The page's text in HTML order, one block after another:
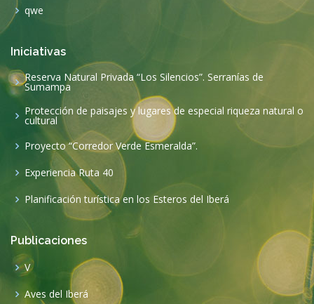
qwe
Iniciativas
Reserva Natural Privada “Los Silencios”. Serranías de
Sumampa
Protección de paisajes y lugares de especial riqueza natural o
cultural
Proyecto “Corredor Verde Esmeralda”.
Experiencia Ruta 40
Planificación turística en los Esteros del Iberá
Publicaciones
V
Aves del Iberá